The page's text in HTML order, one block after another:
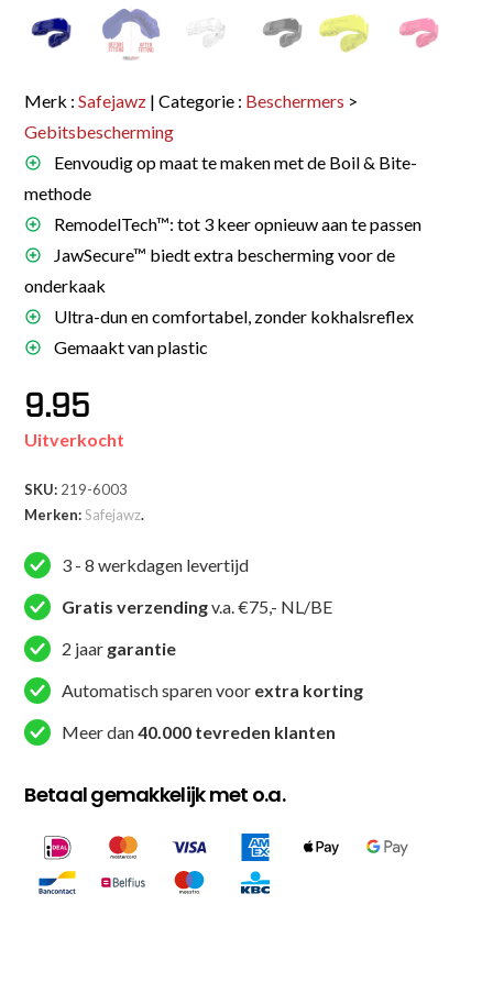
Merk :Safejawz | Categorie : Beschermers >
Gebitsbescherming
Eenvoudig op maat te maken met de Boil & Bite-
methode
RemodelTech™: tot 3 keer opnieuw aan te passen
JawSecure™ biedt extra bescherming voor de
onderkaak
Ultra-dun en comfortabel, zonder kokhalsreflex
Gemaakt van plastic
9.95
Uitverkocht
SKU: 219-6003
Merken:Safejawz.
3 - 8 werkdagen levertijd
Gratis verzendingv.a. €75,- NL/BE
2 jaar garantie
Automatisch sparen voor extra korting
Meer dan40.000 tevreden klanten
Betaal gemakkelijk met o.a.